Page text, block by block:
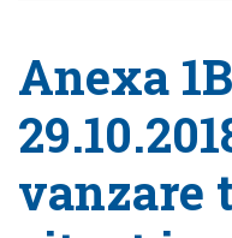
Anexa
vanzare